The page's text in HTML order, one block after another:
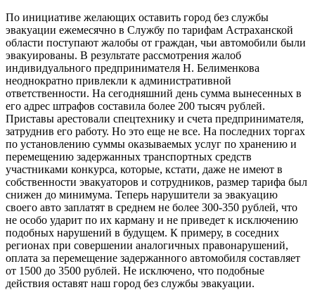
По инициативе желающих оставить город без службы
эвакуации ежемесячно в Службу по тарифам Астраханской
области поступают жалобы от граждан, чьи автомобили были
эвакуированы. В результате рассмотрения жалоб
индивидуального предпринимателя Н. Белименкова
неоднократно привлекли к административной
ответственности. На сегодняшний день сумма вынесенных в
его адрес штрафов составила более 200 тысяч рублей.
Приставы арестовали спецтехнику и счета предпринимателя,
затруднив его работу. Но это еще не все. На последних торгах
по установлению суммы оказываемых услуг по хранению и
перемещению задержанных транспортных средств
участниками конкурса, которые, кстати, даже не имеют в
собственности эвакуаторов и сотрудников, размер тарифа был
снижен до минимума. Теперь нарушители за эвакуацию
своего авто заплатят в среднем не более 300-350 рублей, что
не особо ударит по их карману и не приведет к исключению
подобных нарушений в будущем. К примеру, в соседних
регионах при совершении аналогичных правонарушений,
оплата за перемещение задержанного автомобиля составляет
от 1500 до 3500 рублей. Не исключено, что подобные
действия оставят наш город без службы эвакуации.